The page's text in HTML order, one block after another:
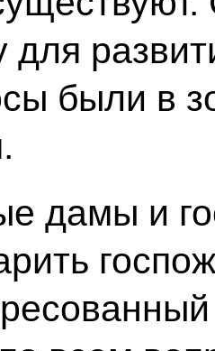
для
были в
дамы и